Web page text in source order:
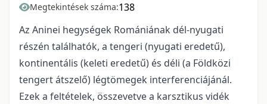
Megtekintések száma:138
Az Aninei hegységek Romániának dél-nyugati
részén találhatók, a tengeri (nyugati eredetű),
kontinentális (keleti eredetű) és déli (a Földközi
tengert átszelő) légtömegek interferenciájánál.
Ezek a feltételek, összevetve a karsztikus vidék